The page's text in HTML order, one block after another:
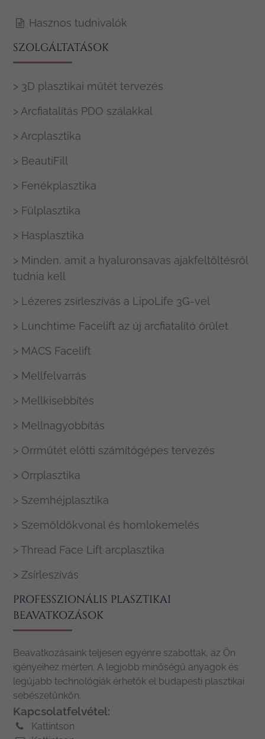
Hasznos tudnivalók
SZOLGÁLTATÁSOK
> 3D plasztikai műtét tervezés
> Arcfiatalítás PDO szálakkal
> Arcplasztika
> BeautiFill
> Fenékplasztika
> Fülplasztika
> Hasplasztika
> Minden, amit a hyaluronsavas ajakfeltöltésről
tudnia kell
> Lézeres zsírleszívás a LipoLife 3G-vel
> Lunchtime Facelift az új arcfiatalító őrület
> MACS Facelift
> Mellfelvarrás
> Mellkisebbítés
> Mellnagyobbítás
> Orrműtét előtti számítógépes tervezés
> Orrplasztika
> Szemhéjplasztika
> Szemöldökvonal és homlokemelés
> Thread Face Lift arcplasztika
> Zsírleszívás
PROFESSZIONÁLIS PLASZTIKAI
BEAVATKOZÁSOK
Beavatkozásaink teljesen egyénre szabottak, az Ön
igényeihez mérten. A legjobb minőségű anyagok és
legújabb technológiák érhetők el budapesti plasztikai
sebészetünkön.
Kapcsolatfelvétel:
Kattintson